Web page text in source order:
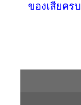
ของเสียคร